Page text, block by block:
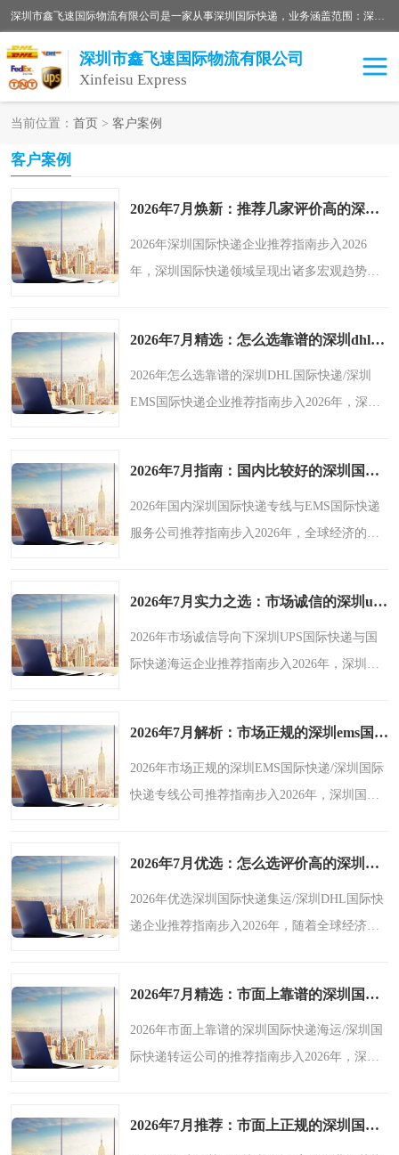
深圳市鑫飞速国际物流有限公司是一家从事深圳国际快递，业务涵盖范围：深圳DHL国际快递、深圳国际快递公司、深圳国际物流公司、深圳国际快递、深圳DHL国际快递电话可拨打全国服务热线：15019287411。欢迎各位亲来人来电到我司洽谈合作。
深圳市鑫飞速国际物流有限公司
Xinfeisu Express
当前位置： 首页 > 客户案例
客户案例
2026年7月焕新：推荐几家评价高的深圳ems国际快递/深圳国际快递企业分析报告-鑫飞速
2026年深圳国际快递企业推荐指南步入2026
年，深圳国际快递领域呈现出诸多宏观趋势。
力提出了更高要求。客..
2026年7月精选：怎么选靠谱的深圳dhl国际快递/深圳ems国际快递企业分析报告-鑫飞速
2026年怎么选靠谱的深圳DHL国际快递/深圳
EMS国际快递企业推荐指南步入2026年，深圳
苏与跨境电商的迅猛发展，..
2026年7月指南：国内比较好的深圳国际快递专线/深圳ems国际快递服务公司综合推荐和选择指南-鑫飞速
2026年国内深圳国际快递专线与EMS国际快递
服务公司推荐指南步入2026年，全球经济的融
续扩大、制造业对外合..
2026年7月实力之选：市场诚信的深圳ups国际快递/深圳国际快递海运企业精选-鑫飞速
2026年市场诚信导向下深圳UPS国际快递与国
际快递海运企业推荐指南步入2026年，深圳的
贸易持续升温，市场对..
2026年7月解析：市场正规的深圳ems国际快递/深圳国际快递专线公司实力盘点-鑫飞速
2026年市场正规的深圳EMS国际快递/深圳国际
快递专线公司推荐指南步入2026年，深圳国际
深圳EMS国际快递和深..
2026年7月优选：怎么选评价高的深圳国际快递集运/深圳dhl国际快递企业热门盘点-鑫飞速
2026年优选深圳国际快递集运/深圳DHL国际快
递企业推荐指南步入2026年，随着全球经济一
出一系列显著的宏观趋..
2026年7月精选：市面上靠谱的深圳国际快递海运/深圳国际快递转运公司分析报告-鑫飞速
2026年市面上靠谱的深圳国际快递海运/深圳国
际快递转运公司的推荐指南步入2026年，深圳
的蓬勃发展，市场对..
2026年7月推荐：市面上正规的深圳国际快递海运/深圳国际快递寄件企业力荐-鑫飞速
联邦快递
俄罗斯快递 巴西快递
深圳DHL国际快递 伊朗快递
UPS国际快递
深圳国际物流公司 深圳国际快递电话
DHL国际快递电话 深圳国际快递
新能源电池出口物流